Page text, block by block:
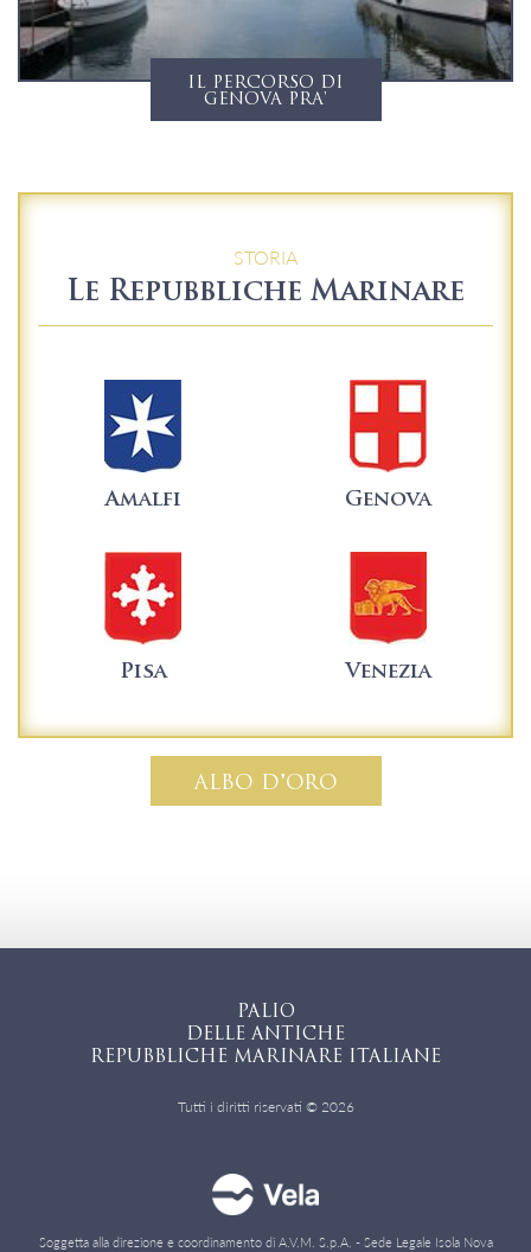
IL PERCORSO DI
GENOVA PRA'
STORIA
Le Repubbliche Marinare
Amalfi Genova
Pisa Venezia
ALBO D'ORO
PALIO
DELLE ANTICHE
REPUBBLICHE MARINARE ITALIANE
Tutti i diritti riservati © 2026
Soggetta alla direzione e coordinamento di A.V.M. S.p.A. - Sede Legale Isola Nova